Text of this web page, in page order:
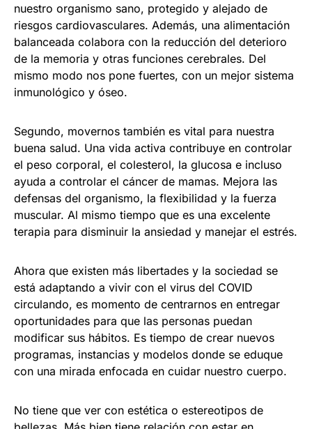
nuestro organismo sano, protegido y alejado de
riesgos cardiovasculares. Además, una alimentación
balanceada colabora con la reducción del deterioro
de la memoria y otras funciones cerebrales. Del
mismo modo nos pone fuertes, con un mejor sistema
inmunológico y óseo.
Segundo, movernos también es vital para nuestra
buena salud. Una vida activa contribuye en controlar
el peso corporal, el colesterol, la glucosa e incluso
ayuda a controlar el cáncer de mamas. Mejora las
defensas del organismo, la flexibilidad y la fuerza
muscular. Al mismo tiempo que es una excelente
terapia para disminuir la ansiedad y manejar el estrés.
Ahora que existen más libertades y la sociedad se
está adaptando a vivir con el virus del COVID
circulando, es momento de centrarnos en entregar
oportunidades para que las personas puedan
modificar sus hábitos. Es tiempo de crear nuevos
programas, instancias y modelos donde se eduque
con una mirada enfocada en cuidar nuestro cuerpo.
No tiene que ver con estética o estereotipos de